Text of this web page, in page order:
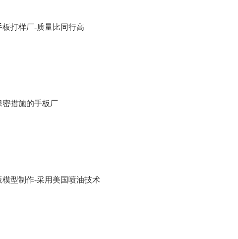
板打样厂-质量比同行高
密措施的手板厂
模型制作-采用美国喷油技术